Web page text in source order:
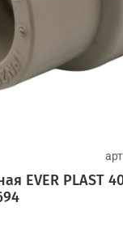
EVER PLAST